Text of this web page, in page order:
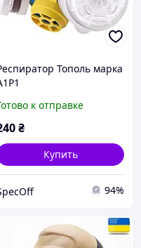
Тополь марка
к отправке
₴
Купить
94%